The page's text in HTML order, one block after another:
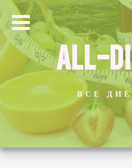
ALL-
ВСЕ